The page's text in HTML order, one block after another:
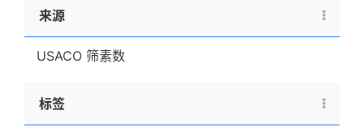
来源
USACO 筛素数
标签